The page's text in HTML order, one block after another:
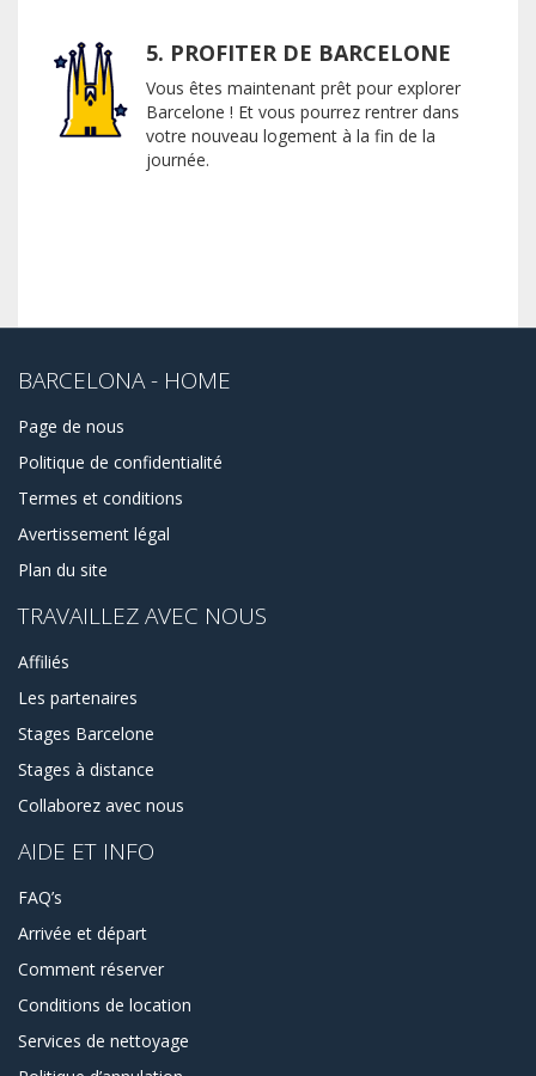
5. PROFITER DE BARCELONE
Vous êtes maintenant prêt pour explorer
Barcelone ! Et vous pourrez rentrer dans
votre nouveau logement à la fin de la
journée.
BARCELONA - HOME
Page de nous
Politique de confidentialité
Termes et conditions
Avertissement légal
Plan du site
TRAVAILLEZ AVEC NOUS
Affiliés
Les partenaires
Stages Barcelone
Stages à distance
Collaborez avec nous
AIDE ET INFO
FAQ’s
Arrivée et départ
Comment réserver
Conditions de location
Services de nettoyage